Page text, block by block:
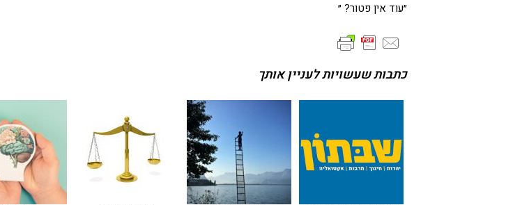
״עוד אין פטור? ״
כתבות שעשויות לעניין אותך